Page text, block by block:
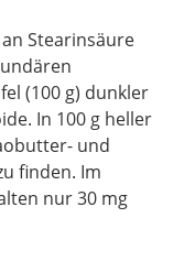
Stearinsäure
(100 g) dunkler
In 100 g heller
und
finden. Im
nur 30 mg